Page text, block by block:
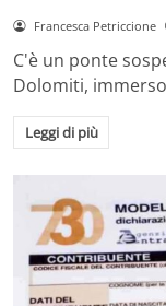
Francesca Petriccione
C'è un ponte
Dolomiti,
Leggi di più